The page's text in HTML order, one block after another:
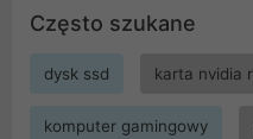
Często szukane
dysk ssd karta nvidia
komputer gamingowy